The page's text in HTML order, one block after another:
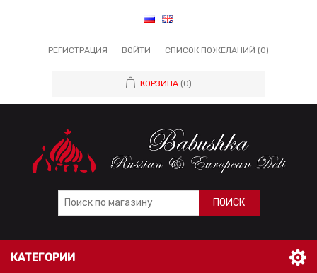
РЕГИСТРАЦИЯ ВОЙТИ СПИСОК ПОЖЕЛАНИЙ (0)
КОРЗИНА (0)
ПОИСК
КАТЕГОРИИ